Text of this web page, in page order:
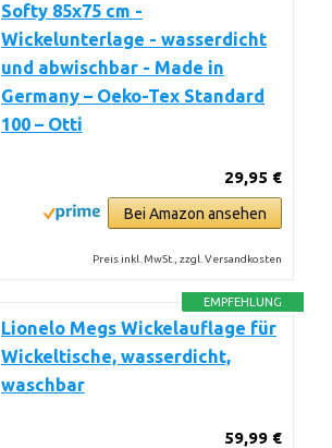
Softy 85x75 cm -
Wickelunterlage - wasserdicht
und abwischbar - Made in
Germany – Oeko-Tex Standard
100 – Otti
29,95 €
Bei Amazon ansehen
Preis inkl. MwSt., zzgl. Versandkosten
EMPFEHLUNG
Lionelo Megs Wickelauflage für
Wickeltische, wasserdicht,
waschbar
59,99 €